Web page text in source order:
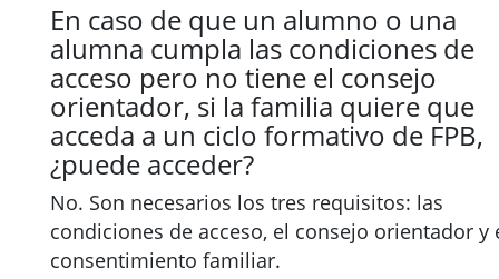
En caso de que un alumno o una
alumna cumpla las condiciones de
acceso pero no tiene el consejo
orientador, si la familia quiere que
acceda a un ciclo formativo de FPB,
¿puede acceder?
No. Son necesarios los tres requisitos: las
condiciones de acceso, el consejo orientador y
consentimiento familiar.